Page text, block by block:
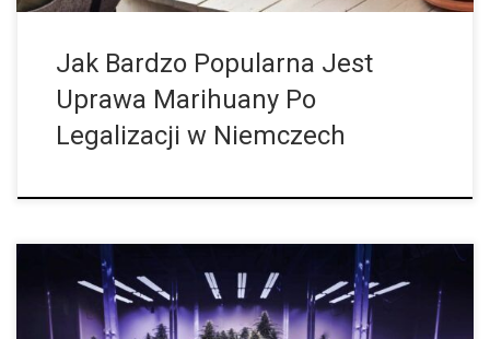
Jak Bardzo Popularna Jest
Uprawa Marihuany Po
Legalizacji w Niemczech